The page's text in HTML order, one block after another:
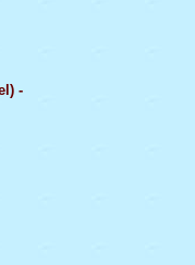
-